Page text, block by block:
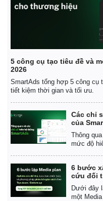
5 công cụ tạo tiêu đề và
2026
SmartAds tổng hợp 5 công cụ
tiết kiệm thời gian và tối ưu.
Các chỉ
của
Thông
mức độ
6 bước
cứu đối
Dưới đây
một Media